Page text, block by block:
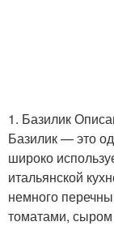
1. Базилик
Базилик — это
широко
итальянской
немного
томатами,